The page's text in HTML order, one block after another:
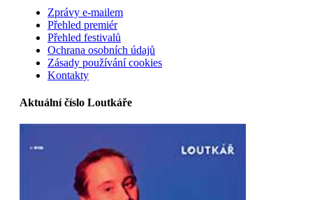
Zprávy e-mailem
Přehled premiér
Přehled festivalů
Ochrana osobních údajů
Zásady používání cookies
Kontakty
Aktuální číslo Loutkáře